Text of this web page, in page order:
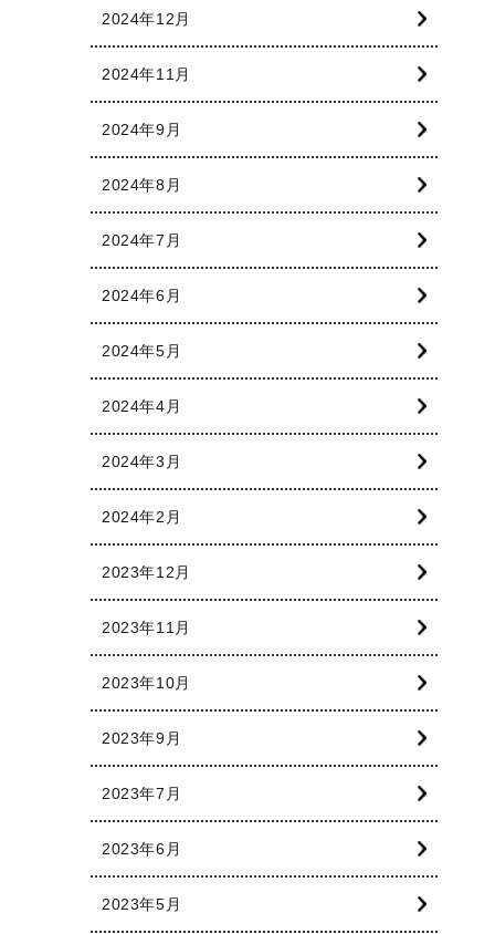
2024年12月
2024年11月
2024年9月
2024年8月
2024年7月
2024年6月
2024年5月
2024年4月
2024年3月
2024年2月
2023年12月
2023年11月
2023年10月
2023年9月
2023年7月
2023年6月
2023年5月